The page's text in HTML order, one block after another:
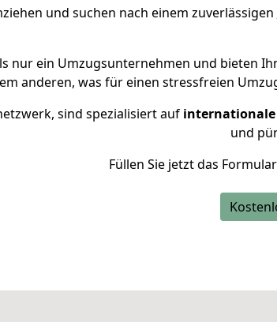
und suchen nach einem zuverlässigen
nur ein Umzugsunternehmen und bieten
anderen, was für einen stressfreien
sind spezialisiert auf internationale
und
Füllen Sie jetzt das